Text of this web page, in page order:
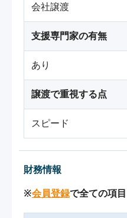
会社譲渡
支援専門家の有無
あり
譲渡で重視する点
スピード
財務情報
※会員登録で全ての項